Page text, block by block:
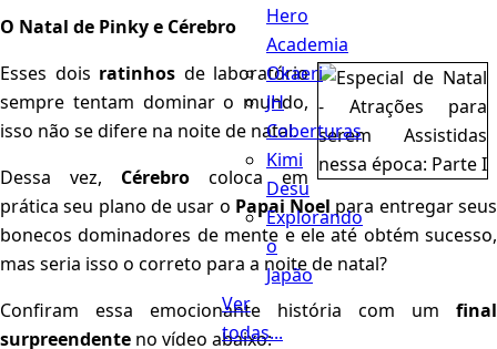
Hero
Academia
Okaeri
JH
Coberturas
Kimi
Desu
Explorando
o
Japão
Ver
todas...
O Natal de Pinky e Cérebro
Esses dois ratinhos de laboratório
sempre tentam dominar o mundo,
isso não se difere na noite de natal.
Dessa vez, Cérebro coloca em
prática seu plano de usar o Papai Noel para entregar seus
bonecos dominadores de mente e ele até obtém sucesso,
mas seria isso o correto para a noite de natal?
Confiram essa emocionante história com um final
surpreendente no vídeo abaixo: